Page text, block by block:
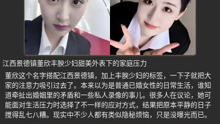
江西景德镇董欣丰腴少妇甜美外表下的家庭压力
董欣这个名字搭配江西景德镇，加上丰腴少妇的标签，一下子就把大
家的注意力吸引过去了。本来以为是普通已婚女性的日常生活，谁知
道牵扯出婚姻里的矛盾和一些私人录像的事儿。很多人在议论，她可
能面对生活压力时选择了不一样的应对方式，结果把原本平静的日子
搅得乱七八糟。现实中不少人都有类似隐秘烦恼，只是没曝光而已。